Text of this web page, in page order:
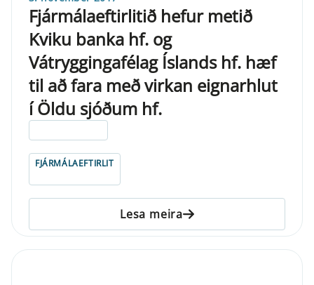
Fjármálaeftirlitið hefur metið
Kviku banka hf. og
Vátryggingafélag Íslands hf. hæf
til að fara með virkan eignarhlut
í Öldu sjóðum hf.
FJÁRMÁLAEFTIRLIT
Lesa meira